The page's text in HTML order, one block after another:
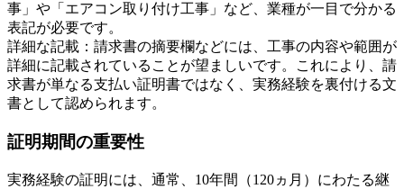
事」や「エアコン取り付け工事」など、業種が一目で分かる
表記が必要です。
詳細な記載：請求書の摘要欄などには、工事の内容や範囲が
詳細に記載されていることが望ましいです。これにより、請
求書が単なる支払い証明書ではなく、実務経験を裏付ける文
書として認められます。
証明期間の重要性
実務経験の証明には、通常、10年間（120ヵ月）にわたる継